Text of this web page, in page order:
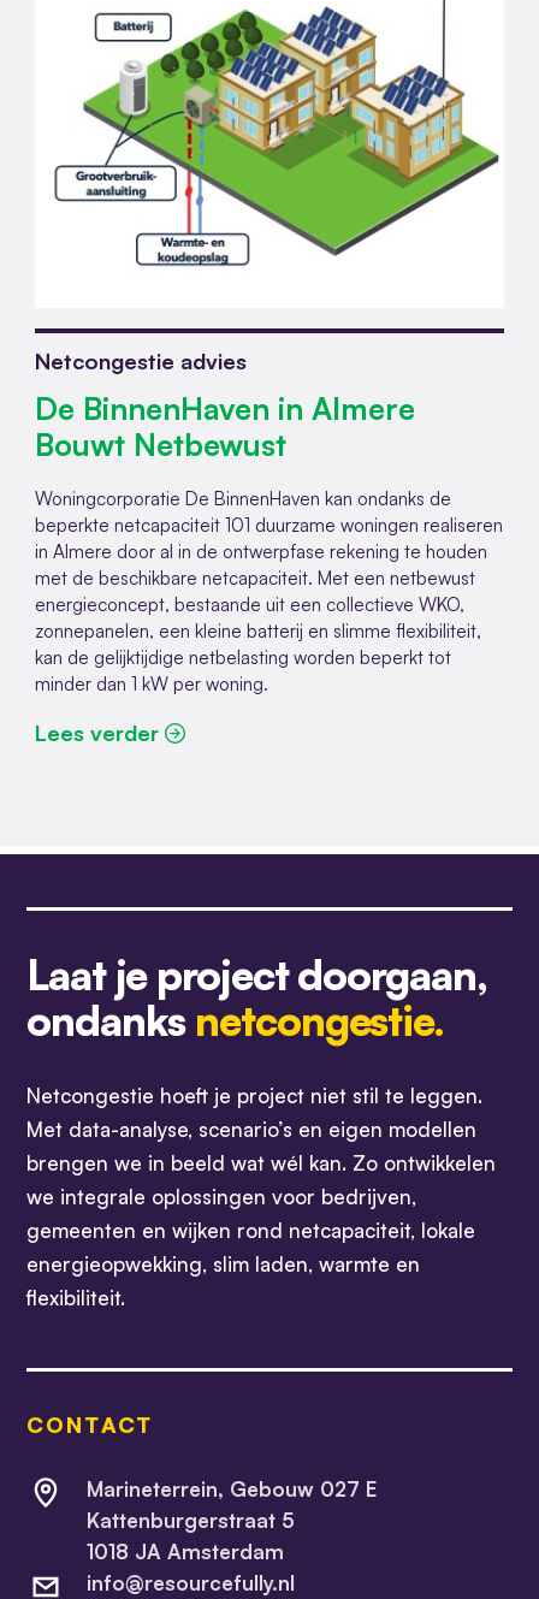
Netcongestie advies
De BinnenHaven in Almere
Bouwt Netbewust
Woningcorporatie De BinnenHaven kan ondanks de
beperkte netcapaciteit 101 duurzame woningen realiseren
in Almere door al in de ontwerpfase rekening te houden
met de beschikbare netcapaciteit. Met een netbewust
energieconcept, bestaande uit een collectieve WKO,
zonnepanelen, een kleine batterij en slimme flexibiliteit,
kan de gelijktijdige netbelasting worden beperkt tot
minder dan 1 kW per woning.
Lees verder
Laat je project doorgaan,
ondanks netcongestie.
Netcongestie hoeft je project niet stil te leggen.
Met data-analyse, scenario’s en eigen modellen
brengen we in beeld wat wél kan. Zo ontwikkelen
we integrale oplossingen voor bedrijven,
gemeenten en wijken rond netcapaciteit, lokale
energieopwekking, slim laden, warmte en
flexibiliteit.
CONTACT
Marineterrein, Gebouw 027 E
Kattenburgerstraat 5
1018 JA Amsterdam
info@resourcefully.nl